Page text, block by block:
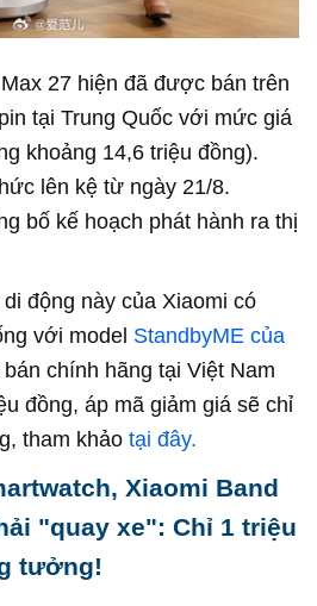
27 hiện đã được bán trên
tại Trung Quốc với mức giá
khoảng 14,6 triệu đồng).
lên kệ từ ngày 21/8.
bố kế hoạch phát hành ra thị
động này của Xiaomi có
với model StandbyME của
chính hãng tại Việt Nam
đồng, áp mã giảm giá sẽ chỉ
tham khảo tại đây.
Xiaomi Band
"quay xe": Chỉ 1 triệu
tưởng!